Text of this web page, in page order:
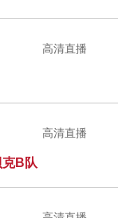
高清直播
B队
高清直播